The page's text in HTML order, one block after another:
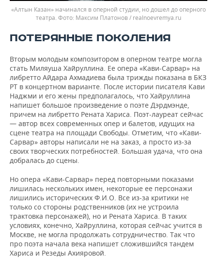
«Алтын Казан» начинался в оперной студии, но дошел до оперного
театра.
Максим Платонов / realnoevremya.ru
ПОТЕРЯННЫЕ ПОКОЛЕНИЯ
Вторым молодым композитором в оперном театре могла
стать Миляуша Хайруллина. Ее опера «Кави-Сарвар» на
либретто Айдара Ахмадиева была трижды показана в БКЗ
РТ в концертном варианте. После истории писателя Кави
Наджми и его жены предполагалось, что Хайруллина
напишет большое произведение о поэте Дэрдмэнде,
причем на либретто Рената Хариса. Поэт-лауреат сейчас
— автор всех современных опер и балетов, идущих на
сцене театра на площади Свободы. Отметим, что «Кави-
Сарвар» авторы написали не на заказ, а просто из-за
своих творческих потребностей. Большая удача, что она
добралась до сцены.
Но опера «Кави-Сарвар» перед повторными показами
лишилась нескольких имен, некоторые ее персонажи
лишились исторических Ф.И.О. Все из-за критики не
только со стороны родственников (их не устроила
трактовка персонажей), но и Рената Хариса. В таких
условиях, конечно, Хайруллина, которая сейчас учится в
Москве, не могла продолжать сотрудничество. Так что
про поэта начала века напишет сложившийся тандем
Хариса и Резеды Ахияровой.